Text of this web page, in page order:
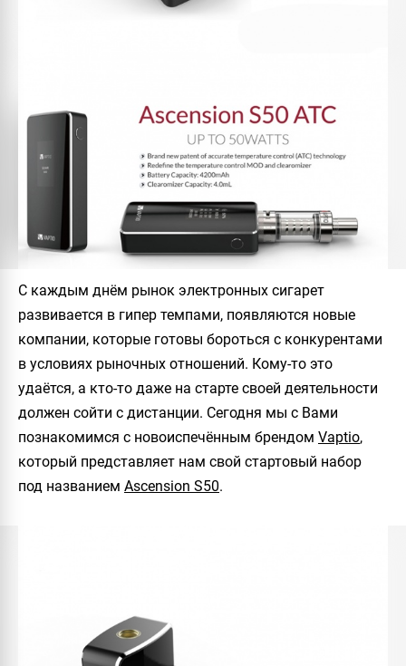
C каждым днём рынок электронных сигарет
развивается в гипер темпами, появляются новые
компании, которые готовы бороться с конкурентами
в условиях рыночных отношений. Кому-то это
удаётся, а кто-то даже на старте своей деятельности
должен сойти с дистанции. Сегодня мы с Вами
познакомимся с новоиспечённым брендом Vaptio,
который представляет нам свой стартовый набор
под названием Ascension S50.